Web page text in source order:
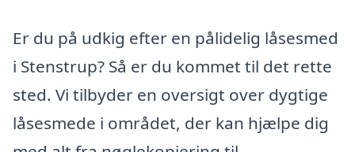
Er du på udkig efter en pålidelig låsesmed
i Stenstrup? Så er du kommet til det rette
sted. Vi tilbyder en oversigt over dygtige
låsesmede i området, der kan hjælpe dig